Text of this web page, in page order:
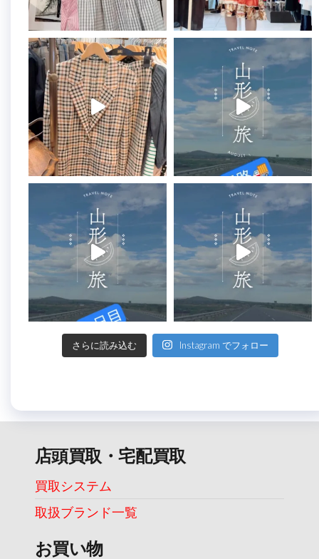
さらに読み込む Instagram でフォロー
店頭買取・宅配買取
買取システム
取扱ブランド一覧
お買い物